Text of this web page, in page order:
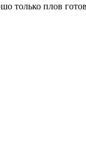
только плов